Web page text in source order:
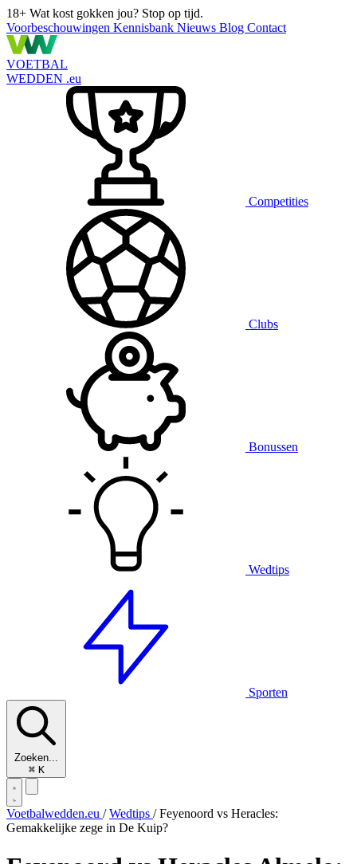
18+ Wat kost gokken jou? Stop op tijd.
Voorbeschouwingen Kennisbank Nieuws Blog Contact
VOETBAL
WEDDEN .eu
Competities
Clubs
Bonussen
Wedtips
Sporten
Zoeken...
⌘ K
Voetbalwedden.eu / Wedtips / Feyenoord vs Heracles:
Gemakkelijke zege in De Kuip?